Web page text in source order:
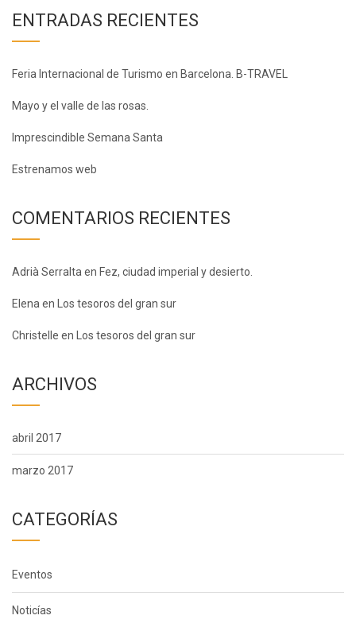
ENTRADAS RECIENTES
Feria Internacional de Turismo en Barcelona. B-TRAVEL
Mayo y el valle de las rosas.
Imprescindible Semana Santa
Estrenamos web
COMENTARIOS RECIENTES
Adrià Serralta en Fez, ciudad imperial y desierto.
Elena en Los tesoros del gran sur
Christelle en Los tesoros del gran sur
ARCHIVOS
abril 2017
marzo 2017
CATEGORÍAS
Eventos
Noticías